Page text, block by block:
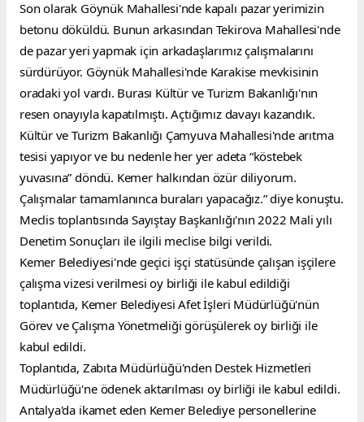
Son olarak Göynük Mahallesi'nde kapalı pazar yerimizin
betonu döküldü. Bunun arkasından Tekirova Mahallesi'nde
de pazar yeri yapmak için arkadaşlarımız çalışmalarını
sürdürüyor. Göynük Mahallesi'nde Karakise mevkisinin
oradaki yol vardı. Burası Kültür ve Turizm Bakanlığı'nın
resen onayıyla kapatılmıştı. Açtığımız davayı kazandık.
Kültür ve Turizm Bakanlığı Çamyuva Mahallesi'nde arıtma
tesisi yapıyor ve bu nedenle her yer adeta “köstebek
yuvasına” döndü. Kemer halkından özür diliyorum.
Çalışmalar tamamlanınca buraları yapacağız.” diye konuştu.
Meclis toplantısında Sayıştay Başkanlığı'nın 2022 Mali yılı
Denetim Sonuçları ile ilgili meclise bilgi verildi.
Kemer Belediyesi'nde geçici işçi statüsünde çalışan işçilere
çalışma vizesi verilmesi oy birliği ile kabul edildiği
toplantıda, Kemer Belediyesi Afet İşleri Müdürlüğü'nün
Görev ve Çalışma Yönetmeliği görüşülerek oy birliği ile
kabul edildi.
Toplantıda, Zabıta Müdürlüğü'nden Destek Hizmetleri
Müdürlüğü'ne ödenek aktarılması oy birliği ile kabul edildi.
Antalya'da ikamet eden Kemer Belediye personellerine